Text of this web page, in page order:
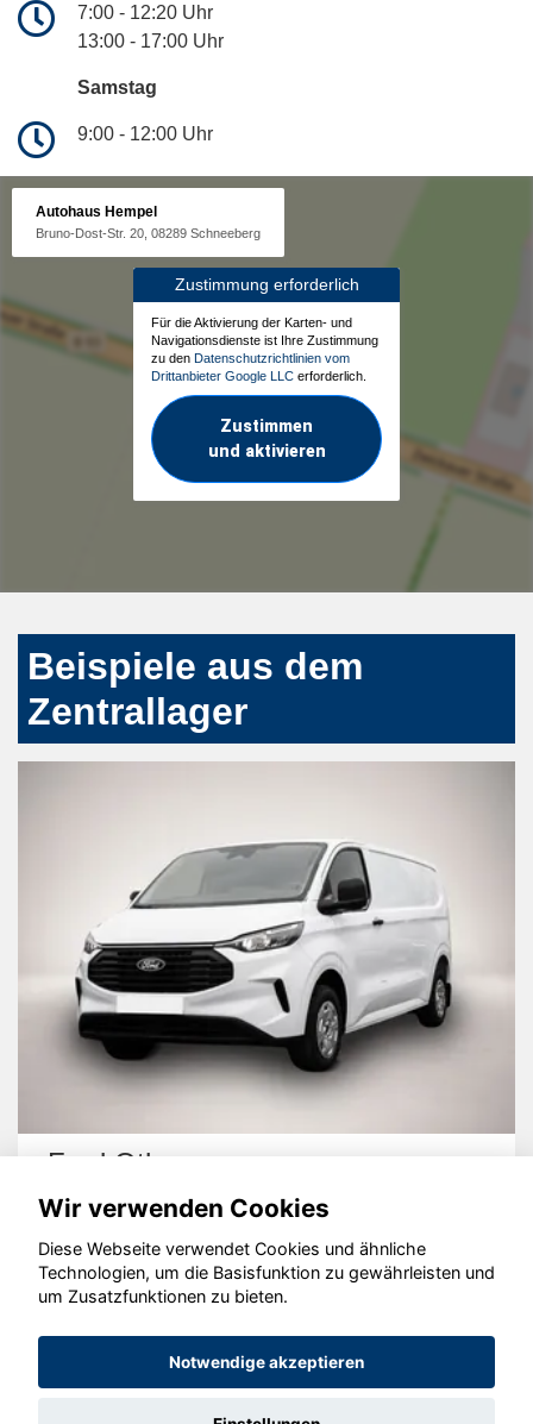
7:00 - 12:20 Uhr
13:00 - 17:00 Uhr
Samstag
9:00 - 12:00 Uhr
Autohaus Hempel
Bruno-Dost-Str. 20, 08289 Schneeberg
Zustimmung erforderlich
Für die Aktivierung der Karten- und
Navigationsdienste ist Ihre Zustimmung
zu den Datenschutzrichtlinien vom
Drittanbieter Google LLC erforderlich.
Zustimmen
und aktivieren
Beispiele aus dem
Zentrallager
Ford Other
© konjunkturmotor.de GmbH 2020 - 2026
Wir verwenden Cookies
Diese Webseite verwendet Cookies und ähnliche
Technologien, um die Basisfunktion zu gewährleisten und
um Zusatzfunktionen zu bieten.
Notwendige akzeptieren